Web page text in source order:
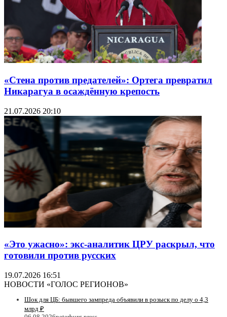
«Стена против предателей»: Ортега превратил
Никарагуа в осаждённую крепость
21.07.2026 20:10
«Это ужасно»: экс-аналитик ЦРУ раскрыл, что
готовили против русских
19.07.2026 16:51
НОВОСТИ «ГОЛОС РЕГИОНОВ»
Шок для ЦБ: бывшего зампреда объявили в розыск по делу о 4,3
млрд ₽